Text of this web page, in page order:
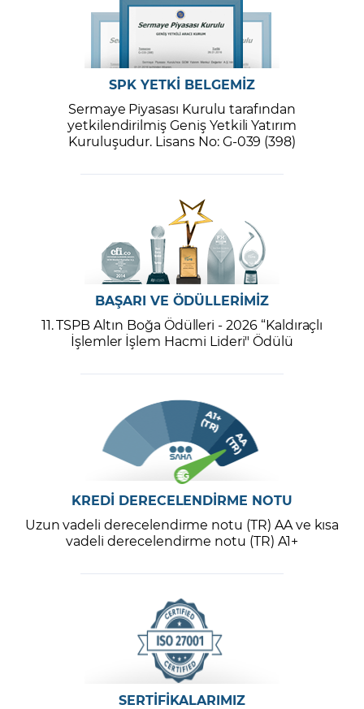
SPK YETKİ BELGEMİZ
Sermaye Piyasası Kurulu tarafından
yetkilendirilmiş Geniş Yetkili Yatırım
Kuruluşudur. Lisans No: G-039 (398)
BAŞARI VE ÖDÜLLERİMİZ
11. TSPB Altın Boğa Ödülleri - 2026 “Kaldıraçlı
İşlemler İşlem Hacmi Lideri" Ödülü
KREDİ DERECELENDİRME NOTU
Uzun vadeli derecelendirme notu (TR) AA ve kısa
vadeli derecelendirme notu (TR) A1+
SERTİFİKALARIMIZ